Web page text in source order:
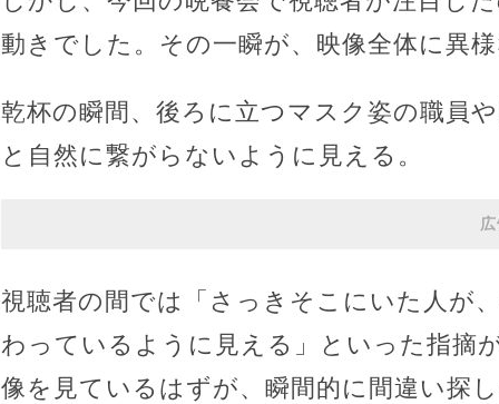
動きでした。その一瞬が、映像全体に異
乾杯の瞬間、後ろに立つマスク姿の職員
と自然に繋がらないように見える。
視聴者の間では「さっきそこにいた人が
わっているように見える」といった指摘
像を見ているはずが、瞬間的に間違い探